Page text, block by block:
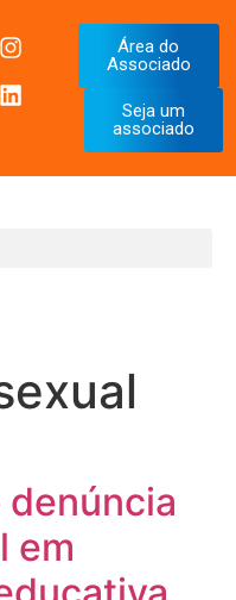
Área do
Associado
Seja um
associado
em